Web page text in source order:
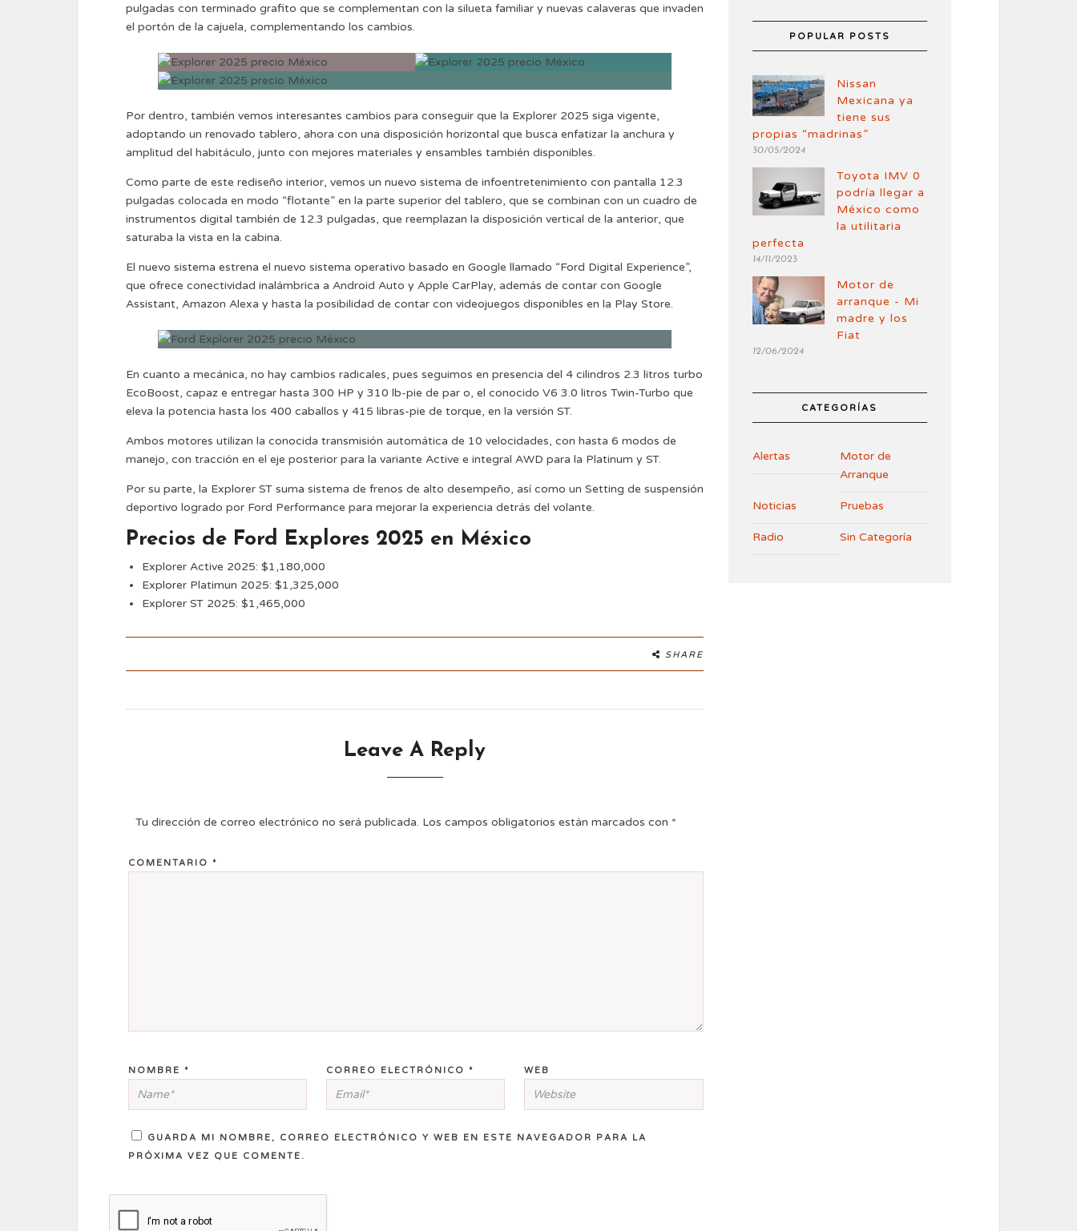
pulgadas con terminado grafito que se complementan con la silueta familiar y nuevas calaveras que invaden
el portón de la cajuela, complementando los cambios.
Por dentro, también vemos interesantes cambios para conseguir que la Explorer 2025 siga vigente,
adoptando un renovado tablero, ahora con una disposición horizontal que busca enfatizar la anchura y
amplitud del habitáculo, junto con mejores materiales y ensambles también disponibles.
Como parte de este rediseño interior, vemos un nuevo sistema de infoentretenimiento con pantalla 12.3
pulgadas colocada en modo “flotante” en la parte superior del tablero, que se combinan con un cuadro de
instrumentos digital también de 12.3 pulgadas, que reemplazan la disposición vertical de la anterior, que
saturaba la vista en la cabina.
El nuevo sistema estrena el nuevo sistema operativo basado en Google llamado “Ford Digital Experience”,
que ofrece conectividad inalámbrica a Android Auto y Apple CarPlay, además de contar con Google
Assistant, Amazon Alexa y hasta la posibilidad de contar con videojuegos disponibles en la Play Store.
En cuanto a mecánica, no hay cambios radicales, pues seguimos en presencia del 4 cilindros 2.3 litros turbo
EcoBoost, capaz e entregar hasta 300 HP y 310 lb-pie de par o, el conocido V6 3.0 litros Twin-Turbo que
eleva la potencia hasta los 400 caballos y 415 libras-pie de torque, en la versión ST.
Ambos motores utilizan la conocida transmisión automática de 10 velocidades, con hasta 6 modos de
manejo, con tracción en el eje posterior para la variante Active e integral AWD para la Platinum y ST.
Por su parte, la Explorer ST suma sistema de frenos de alto desempeño, así como un Setting de suspensión
deportivo logrado por Ford Performance para mejorar la experiencia detrás del volante.
Precios de Ford Explores 2025 en México
Explorer Active 2025: $1,180,000
Explorer Platimun 2025: $1,325,000
Explorer ST 2025: $1,465,000
SHARE
Leave A Reply
Tu dirección de correo electrónico no será publicada. Los campos obligatorios están marcados con *
COMENTARIO *
NOMBRE * CORREO ELECTRÓNICO* WEB
GUARDA MI NOMBRE, CORREO ELECTRÓNICO Y WEB EN ESTE NAVEGADOR PARA LA
PRÓXIMA VEZ QUE COMENTE.
POPULAR POSTS
Nissan
Mexicana ya
tiene sus
propias “madrinas”
30/05/2024
Toyota IMV 0
podría llegar a
México como
la utilitaria
perfecta
14/11/2023
Motor de
arranque - Mi
madre y los
Fiat
12/06/2024
CATEGORÍAS
Alertas
Motor de
Arranque
Noticias Pruebas
Radio Sin Categoría